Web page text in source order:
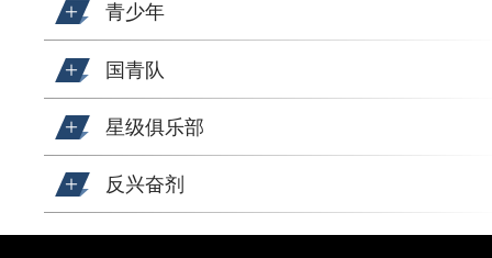
青少年
国青队
星级俱乐部
反兴奋剂